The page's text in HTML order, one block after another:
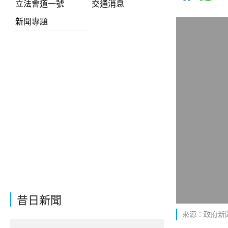
立法會道一號
交通消息
新聞專題
昔日新聞
來源：政府新